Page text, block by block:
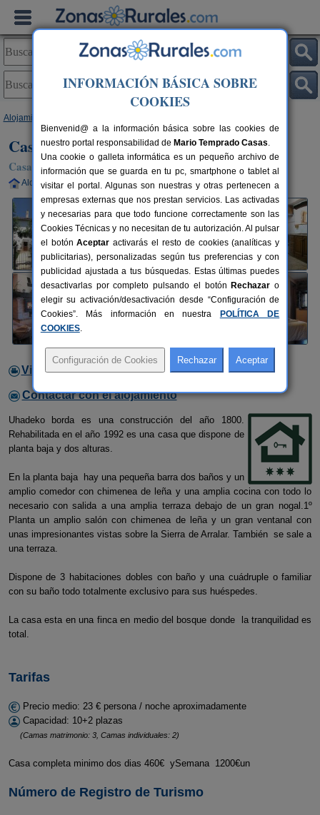
Alojamientos
Casa Rural Uhaldeko Borda
Casa Rural en Aldatz (Navarra)
Alquiler completo 10+2 plazas 42 km de Pamplona
Video
Contactar con el alojamiento
Uhadeko borda es una construcción del año 1800.
Rehabilitada en el año 1992 es una casa que dispone de
planta baja y dos alturas.
En la planta baja hay una pequeña barra dos baños y un
amplio comedor con chimenea de leña y una amplia cocina con todo lo
necesario con salida a una amplia terraza debajo de un gran nogal.1º
Planta un amplio salón con chimenea de leña y un gran ventanal con
unas impresionantes vistas sobre la Sierra de Arralar. También se sale a
una terraza.
Dispone de 3 habitaciones dobles con baño y una cuádruple o familiar
con su baño todo totalmente exclusivo para sus huéspedes.
La casa esta en una finca en medio del bosque donde la tranquilidad es
total.
Tarifas
Precio medio: 23 € persona / noche aproximadamente
Capacidad: 10+2 plazas
(Camas matrimonio: 3, Camas individuales: 2)
Casa completa minimo dos dias 460€ ySemana 1200€un
Número de Registro de Turismo
INFORMACIÓN BÁSICA SOBRE
COOKIES
Bienvenid@ a la información básica sobre las cookies de
nuestro portal responsabilidad de Mario Temprado Casas.
Una cookie o galleta informática es un pequeño archivo de
información que se guarda en tu pc, smartphone o tablet al
visitar el portal. Algunas son nuestras y otras pertenecen a
empresas externas que nos prestan servicios. Las activadas
y necesarias para que todo funcione correctamente son las
Cookies Técnicas y no necesitan de tu autorización. Al pulsar
el botónAceptar activarás el resto de cookies (analíticas y
publicitarias), personalizadas según tus preferencias y con
publicidad ajustada a tus búsquedas. Estas últimas puedes
desactivarlas por completo pulsando el botón Rechazar o
elegir su activación/desactivación desde “Configuración de
Cookies”. Más información en nuestra
POLÍTICA DE
COOKIES.